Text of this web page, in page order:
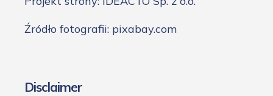
Źródło fotografii: pixabay.com
Disclaimer